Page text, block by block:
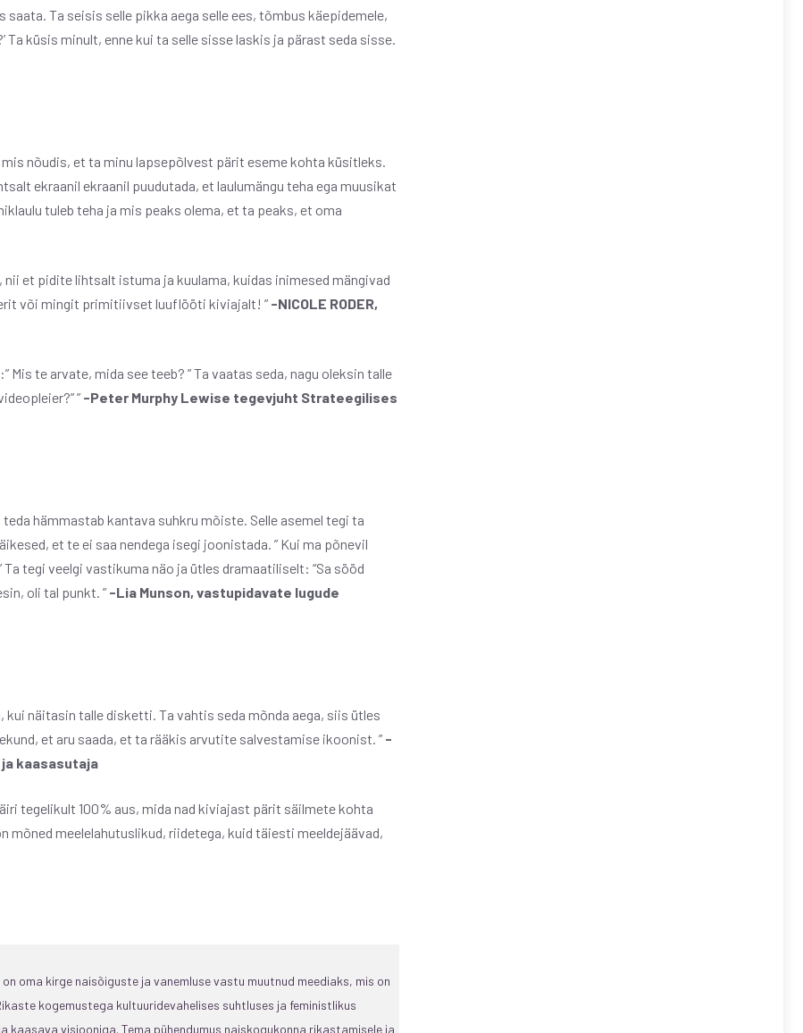
Ta seisis selle pikka aega selle ees, tõmbus käepidemele,
Ta küsis minult, enne kui ta selle sisse laskis ja pärast seda sisse.
nõudis, et ta minu lapsepõlvest pärit eseme kohta küsitleks.
ekraanil ekraanil puudutada, et laulumängu teha ega muusikat
tuleb teha ja mis peaks olema, et ta peaks, et oma
et pidite lihtsalt istuma ja kuulama, kuidas inimesed mängivad
või mingit primitiivset luuflööti kiviajalt! ” -NICOLE RODER,
te arvate, mida see teeb? ” Ta vaatas seda, nagu oleksin talle
” -Peter Murphy Lewise tegevjuht Strateegilises
hämmastab kantava suhkru mõiste. Selle asemel tegi ta
et te ei saa nendega isegi joonistada. ” Kui ma põnevil
tegi veelgi vastikuma näo ja ütles dramaatiliselt: “Sa sööd
oli tal punkt. ” -Lia Munson, vastupidavate lugude
kui näitasin talle disketti. Ta vahtis seda mõnda aega, siis ütles
et aru saada, et ta rääkis arvutite salvestamise ikoonist. ” -
kaasasutaja
tegelikult 100% aus, mida nad kiviajast pärit säilmete kohta
mõned meelelahutuslikud, riidetega, kuid täiesti meeldejäävad,
oma kirge naisõiguste ja vanemluse vastu muutnud meediaks, mis on
kogemustega kultuuridevahelises suhtluses ja feministlikus
visiooniga. Tema pühendumus naiskogukonna rikastamisele ja